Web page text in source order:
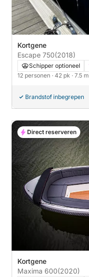
Kortgene
Escape 750(2018)
Schipper optioneel
12 personen · 42 pk · 7.5 m
Brandstof inbegrepen
Kortgene
Maxima 600(2020)
Direct reserveren